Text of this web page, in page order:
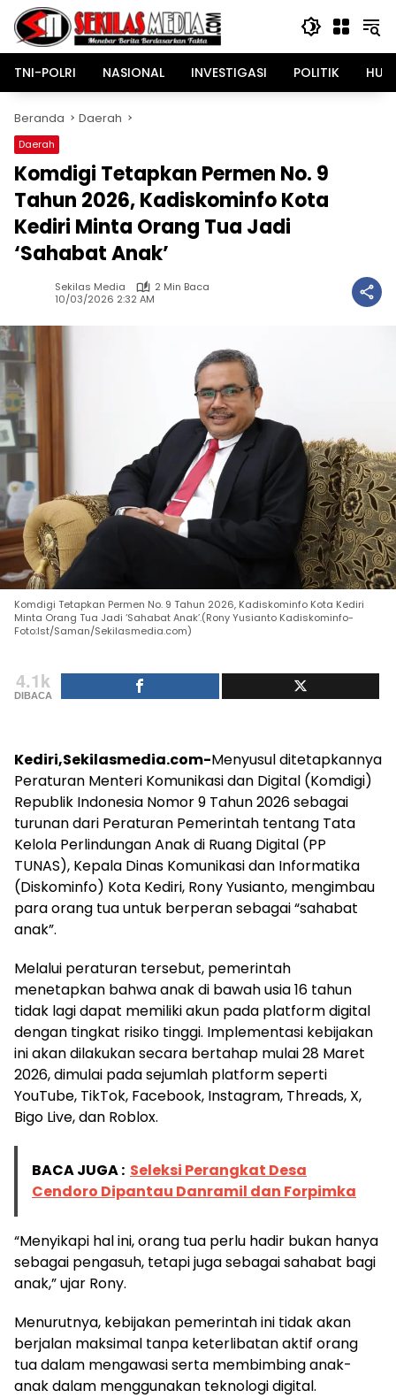
Langsung
konten
TNI-POLRI
NASIONAL INVESTIGASI POLITIK
Beranda Daerah
Daerah
Komdigi Tetapkan Permen No. 9
Tahun 2026, Kadiskominfo Kota
Kediri Minta Orang Tua Jadi
‘Sahabat Anak’
Sekilas Media
2 Min Baca
10/03/2026 2:32 AM
Komdigi Tetapkan Permen No. 9 Tahun 2026, Kadiskominfo Kota Kediri
Minta Orang Tua Jadi ‘Sahabat Anak’.(Rony Yusianto Kadiskominfo-
Foto:Ist/Saman/Sekilasmedia.com)
4.1k
DIBACA
Kediri,Sekilasmedia.com-Menyusul ditetapkannya
Peraturan Menteri Komunikasi dan Digital (Komdigi)
Republik Indonesia Nomor 9 Tahun 2026 sebagai
turunan dari Peraturan Pemerintah tentang Tata
Kelola Perlindungan Anak di Ruang Digital (PP
TUNAS), Kepala Dinas Komunikasi dan Informatika
(Diskominfo) Kota Kediri, Rony Yusianto, mengimbau
para orang tua untuk berperan sebagai “sahabat
anak”.
Melalui peraturan tersebut, pemerintah
menetapkan bahwa anak di bawah usia 16 tahun
tidak lagi dapat memiliki akun pada platform digital
dengan tingkat risiko tinggi. Implementasi kebijakan
ini akan dilakukan secara bertahap mulai 28 Maret
2026, dimulai pada sejumlah platform seperti
YouTube, TikTok, Facebook, Instagram, Threads, X,
Bigo Live, dan Roblox.
BACA JUGA : Seleksi Perangkat Desa
Cendoro Dipantau Danramil dan Forpimka
“Menyikapi hal ini, orang tua perlu hadir bukan hanya
sebagai pengasuh, tetapi juga sebagai sahabat bagi
anak,” ujar Rony.
Menurutnya, kebijakan pemerintah ini tidak akan
berjalan maksimal tanpa keterlibatan aktif orang
tua dalam mengawasi serta membimbing anak-
anak dalam menggunakan teknologi digital.